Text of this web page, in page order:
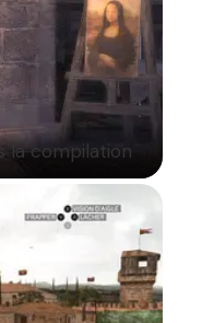
la compilation